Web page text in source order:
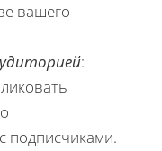
вашего
:
подписчиками.